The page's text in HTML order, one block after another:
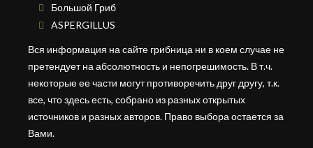
Большой Гриб
ASPERGILLUS
Вся информация на сайте грибница ни в коем случае не
претендует на абсолютность и непогрешимость. В т.ч.
некоторые ее части могут противоречить друг другу, т.к.
все, что здесь есть, собрано из разных открытых
источников и разных авторов. Право выбора остается за
Вами.